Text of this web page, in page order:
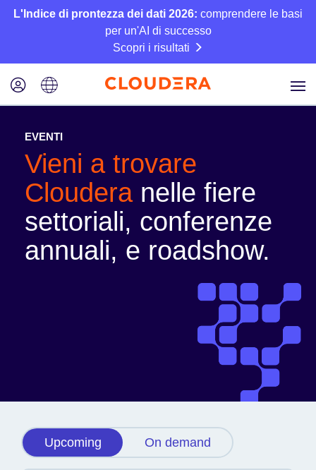
L'Indice di prontezza dei dati 2026: comprendere le basi
per un'AI di successo
Scopri i risultati
EVENTI
Vieni a trovare
Clouderanelle fiere
settoriali, conferenze
annuali, e roadshow.
Upcoming On demand